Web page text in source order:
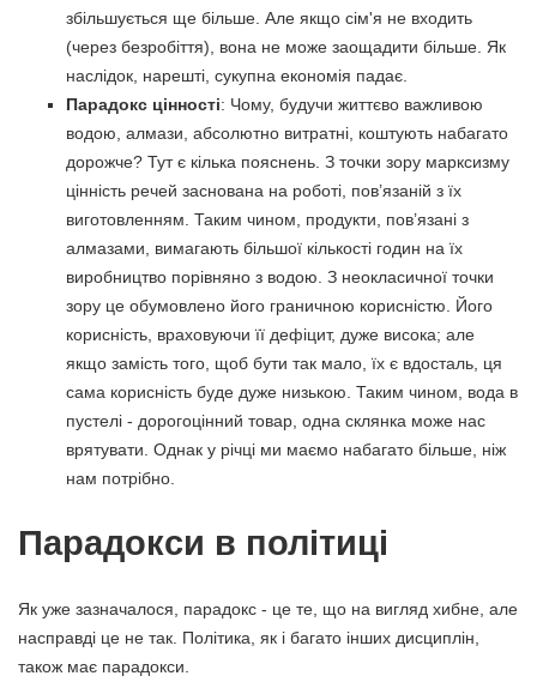
збільшується ще більше. Але якщо сім'я не входить
(через безробіття), вона не може заощадити більше. Як
наслідок, нарешті, сукупна економія падає.
Парадокс цінності: Чому, будучи життєво важливою
водою, алмази, абсолютно витратні, коштують набагато
дорожче? Тут є кілька пояснень. З точки зору марксизму
цінність речей заснована на роботі, пов’язаній з їх
виготовленням. Таким чином, продукти, пов’язані з
алмазами, вимагають більшої кількості годин на їх
виробництво порівняно з водою. З неокласичної точки
зору це обумовлено його граничною корисністю. Його
корисність, враховуючи її дефіцит, дуже висока; але
якщо замість того, щоб бути так мало, їх є вдосталь, ця
сама корисність буде дуже низькою. Таким чином, вода в
пустелі - дорогоцінний товар, одна склянка може нас
врятувати. Однак у річці ми маємо набагато більше, ніж
нам потрібно.
Парадокси в політиці
Як уже зазначалося, парадокс - це те, що на вигляд хибне, але
насправді це не так. Політика, як і багато інших дисциплін,
також має парадокси.